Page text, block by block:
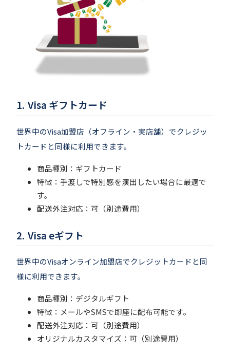
Visa ギフトカード
世界中のVisa加盟店（オフライン・実店舗）でクレジッ
トカードと同様に利用できます。
商品種別：ギフトカード
特徴：手渡しで特別感を演出したい場合に最適で
す。
配送外注対応：可（別途費用）
Visa eギフト
世界中のVisaオンライン加盟店でクレジットカードと同
様に利用できます。
商品種別：デジタルギフト
特徴：メールやSMSで即座に配布可能です。
配送外注対応：可（別途費用）
オリジナルカスタマイズ：可（別途費用）